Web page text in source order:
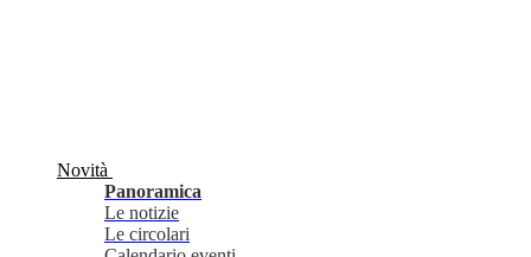
Novità
Panoramica
Le notizie
Le circolari